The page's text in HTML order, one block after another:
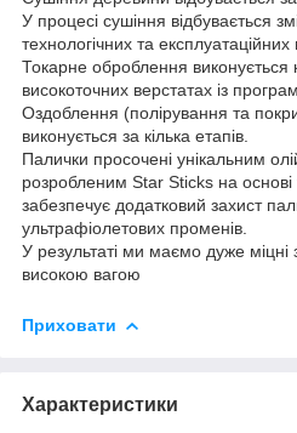
У процесі сушіння відбувається
технологічних та
Токарне оброблення виконується
високоточних верстатах із
Оздоблення (полірування та
виконується за кілька етапів.
Палички просочені унікальним
розробленим Star Sticks на основі
забезпечує додатковий захист
ультрафіолетових променів.
У результаті ми маємо дуже міцні
високою вагою
Приховати
Характеристики